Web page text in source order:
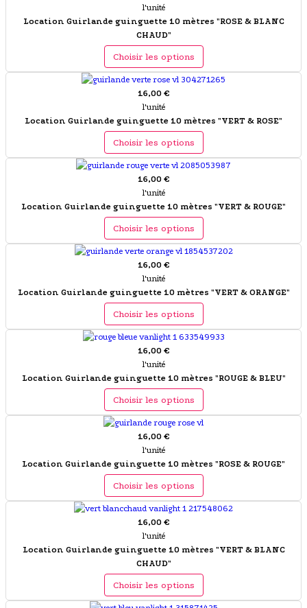
l'unité
Location Guirlande guinguette 10 mètres "ROSE & BLANC
CHAUD"
Choisir les options
16,00 €
l'unité
Location Guirlande guinguette 10 mètres "VERT & ROSE"
Choisir les options
16,00 €
l'unité
Location Guirlande guinguette 10 mètres "VERT & ROUGE"
Choisir les options
16,00 €
l'unité
Location Guirlande guinguette 10 mètres "VERT & ORANGE"
Choisir les options
16,00 €
l'unité
Location Guirlande guinguette 10 mètres "ROUGE & BLEU"
Choisir les options
16,00 €
l'unité
Location Guirlande guinguette 10 mètres "ROSE & ROUGE"
Choisir les options
16,00 €
l'unité
Location Guirlande guinguette 10 mètres "VERT & BLANC
CHAUD"
Choisir les options